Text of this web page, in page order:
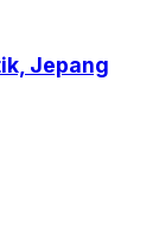
Jepang